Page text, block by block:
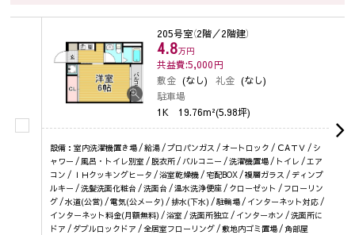
205号室（2階／2階建）
4.8万円
共益費:5,000円
敷金 (なし) 礼金 (なし)
駐車場
1K 19.76m²(5.98坪)
設備：室内洗濯機置き場 / 給湯 / プロパンガス / オートロック / ＣAＴＶ / シ
ャワー / 風呂・トイレ別室 / 脱衣所 / バルコニー / 洗濯機置場 / トイレ / エア
コン / ＩＨクッキングヒータ / 浴室乾燥機 / 宅配BOX / 複層ガラス / ディンプ
ルキー / 洗髪洗面化粧台 / 洗面台 / 温水洗浄便座 / クローゼット / フローリン
グ / 水道(公営) / 電気(公メータ) / 排水(下水) / 駐輪場 / インターネット対応 /
インターネット料金(月額無料) / 浴室 / 洗面所独立 / インターホン / 洗面所に
ドア / ダブルロックドア / 全居室フローリング / 敷地内ゴミ置場 / 角部屋